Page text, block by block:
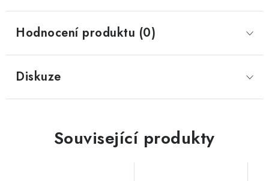
Hodnocení produktu (0)
Diskuze
Související produkty